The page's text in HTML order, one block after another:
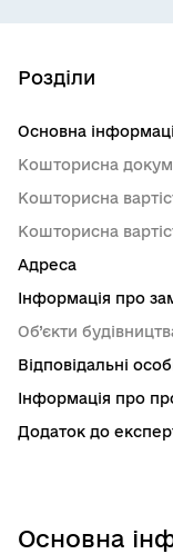
Основна
Розділи
Основна
Кошторисна
Кошторисна
Кошторисна
Адреса
Інформація про
Об’єкти
Відповідальні
Інформація про
Додаток до